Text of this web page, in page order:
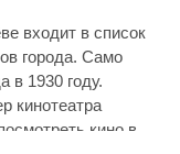
входит в список
города. Само
в 1930 году.
кинотеатра
кино в